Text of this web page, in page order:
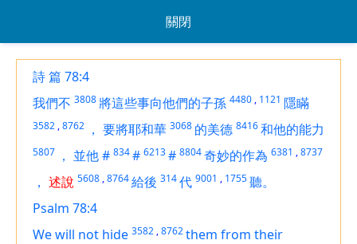
關閉
詩 篇 78:4
我們不 3808 將這些事向他們的子孫 4480 , 1121 隱瞞
3582 ,8762 ， 要將耶和華 3068 的美德 8416和他的能力
5807 ， 並他# 834# 6213# 8804奇妙的作為 6381 ,8737
， 述說 5608 ,8764給後 314代 9001 , 1755聽。
Psalm 78:4
We will not hide 3582 ,8762them from their